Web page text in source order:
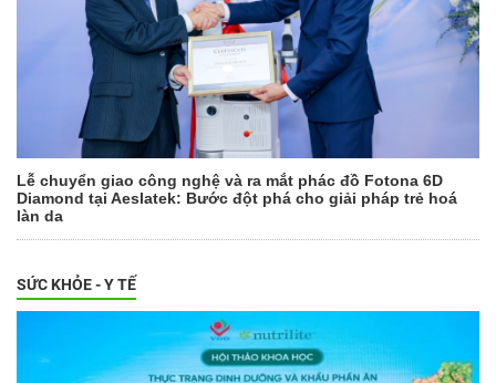
Lễ chuyển giao công nghệ và ra mắt phác đồ Fotona 6D
Diamond tại Aeslatek: Bước đột phá cho giải pháp trẻ hoá
làn da
SỨC KHỎE - Y TẾ